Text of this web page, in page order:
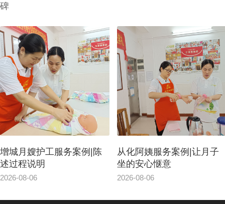
碑
从化阿姨服务案例|让月子
坐的安心惬意
2026-08-06
会讲广州话、宠物护理
广东菜的广州增城区家
洁案例
2026-08-05